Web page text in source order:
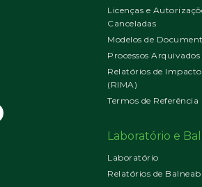
Licenças e
Canceladas
Modelos de
Processos Arquivados
Relatórios de
(RIMA)
Termos de Referência
Laboratório e
Laboratório
Relatórios de